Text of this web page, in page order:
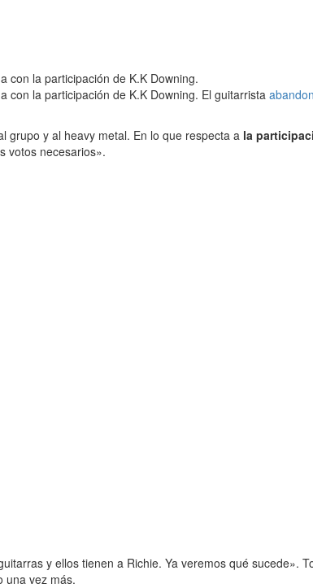
con la participación de K.K Downing.
con la participación de K.K Downing. El guitarrista
grupo y al heavy metal. En lo que respecta a la
votos necesarios».
y ellos tienen a Richie. Ya veremos qué sucede».
una vez más.